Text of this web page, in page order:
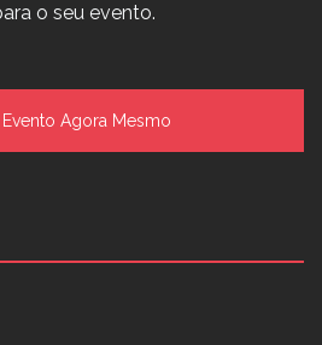
o seu evento.
Agora Mesmo